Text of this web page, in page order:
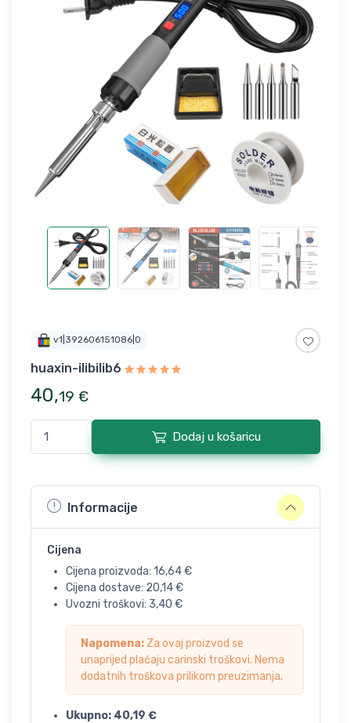
v1|392606151086|0
huaxin-ilibilib6
40,19 €
Dodaj u košaricu
Informacije
Cijena
Cijena proizvoda: 16,64€
Cijena dostave: 20,14€
Uvozni troškovi: 3,40 €
Napomena: Za ovaj proizvod se
unaprijed plaćaju carinski troškovi. Nema
dodatnih troškova prilikom preuzimanja.
Ukupno: 40,19 €